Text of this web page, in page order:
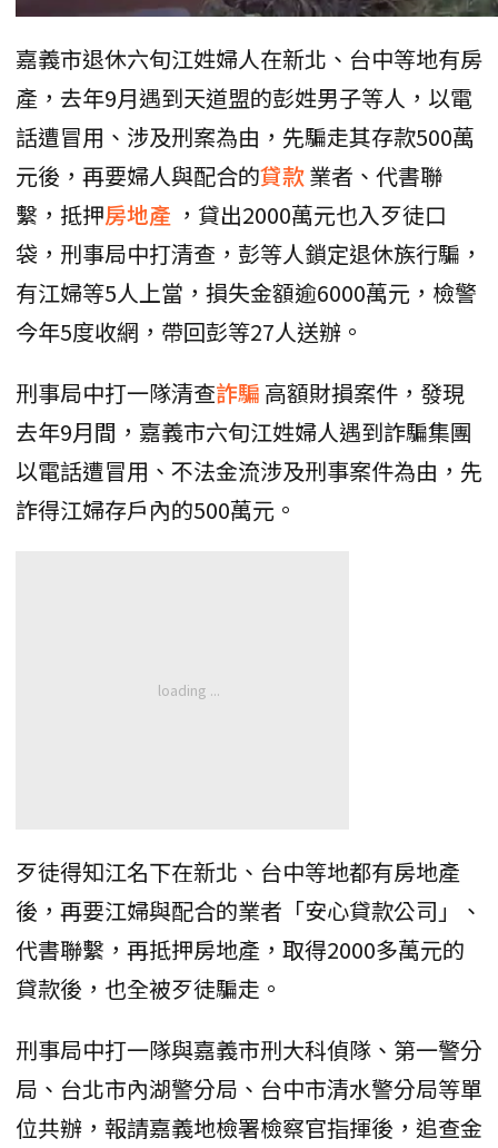
嘉義市退休六旬江姓婦人在新北、台中等地有房
產，去年9月遇到天道盟的彭姓男子等人，以電
話遭冒用、涉及刑案為由，先騙走其存款500萬
元後，再要婦人與配合的貸款業者、代書聯
繫，抵押房地產 ，貸出2000萬元也入歹徒口
袋，刑事局中打清查，彭等人鎖定退休族行騙，
有江婦等5人上當，損失金額逾6000萬元，檢警
今年5度收網，帶回彭等27人送辦。
刑事局中打一隊清查詐騙 高額財損案件，發現
去年9月間，嘉義市六旬江姓婦人遇到詐騙集團
以電話遭冒用、不法金流涉及刑事案件為由，先
詐得江婦存戶內的500萬元。
歹徒得知江名下在新北、台中等地都有房地產
後，再要江婦與配合的業者「安心貸款公司」、
代書聯繫，再抵押房地產，取得2000多萬元的
貸款後，也全被歹徒騙走。
刑事局中打一隊與嘉義市刑大科偵隊、第一警分
局、台北市內湖警分局、台中市清水警分局等單
位共辦，報請嘉義地檢署檢察官指揮後，追查金